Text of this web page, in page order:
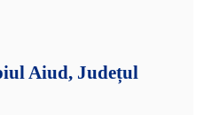
Aiud, Județul